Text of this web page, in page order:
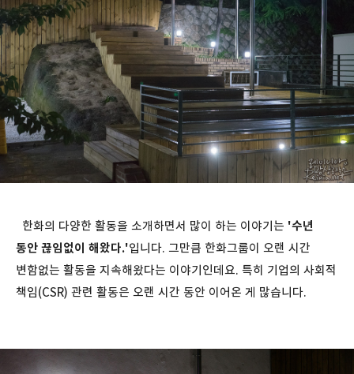
한화의 다양한 활동을 소개하면서 많이 하는 이야기는 '수년
동안 끊임없이 해왔다.'입니다. 그만큼 한화그룹이 오랜 시간
변함없는 활동을 지속해왔다는 이야기인데요. 특히 기업의 사회적
책임(CSR) 관련 활동은 오랜 시간 동안 이어온 게 많습니다.